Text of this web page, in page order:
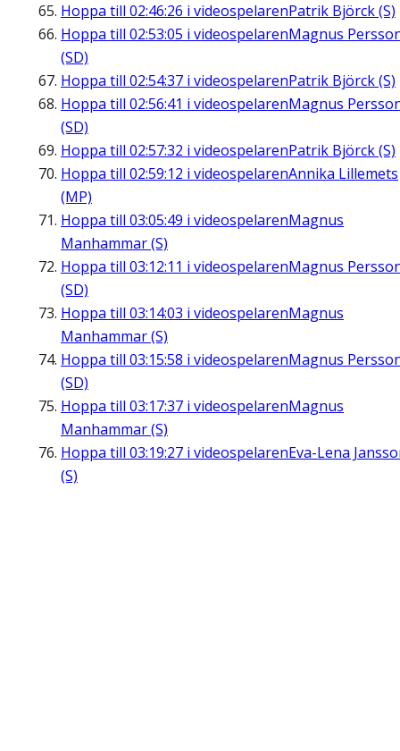
Hoppa till 02:46:26 i videospelarenPatrik Björck (S)
Hoppa till 02:53:05 i videospelarenMagnus
(SD)
Hoppa till 02:54:37 i videospelarenPatrik Björck (S)
Hoppa till 02:56:41 i videospelarenMagnus
(SD)
Hoppa till 02:57:32 i videospelarenPatrik Björck (S)
Hoppa till 02:59:12 i videospelarenAnnika Lillemets
(MP)
Hoppa till 03:05:49 i videospelarenMagnus
Manhammar (S)
Hoppa till 03:12:11 i videospelarenMagnus
(SD)
Hoppa till 03:14:03 i videospelarenMagnus
Manhammar (S)
Hoppa till 03:15:58 i videospelarenMagnus
(SD)
Hoppa till 03:17:37 i videospelarenMagnus
Manhammar (S)
Hoppa till 03:19:27 i videospelarenEva-Lena
(S)